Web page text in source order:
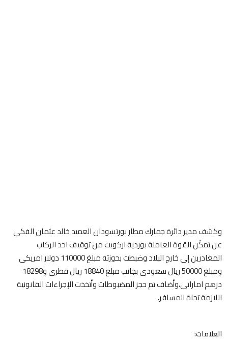
وكشف مدير دائرة جمارك مطار بورتسودان العميد خالد عثمان الفكي
عن تمكُن القوة العاملة بوردية اركويت من توقيف احد الركاب
المغادرين إلى خارج البلاد وضبطت بحوزته مبلغ 110000 دولار امريكى
ومبلغ 50000 ريال سعودى بجانب مبلغ 18840 ريال قطرى و18298
درهم اماراتى،وأضاف تم حجز المضبوطات وأتخذت الإجراءات القانونية
اللازمة تجاة المسافر.
العلامات: